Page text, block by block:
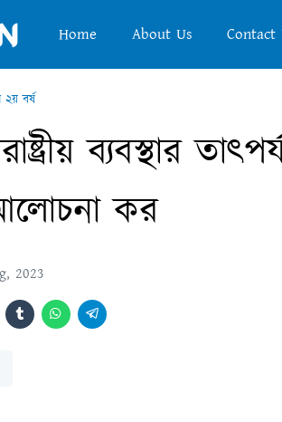
Home About Us Contact
বর্ষ
ব্যবস্থার
কর
2023